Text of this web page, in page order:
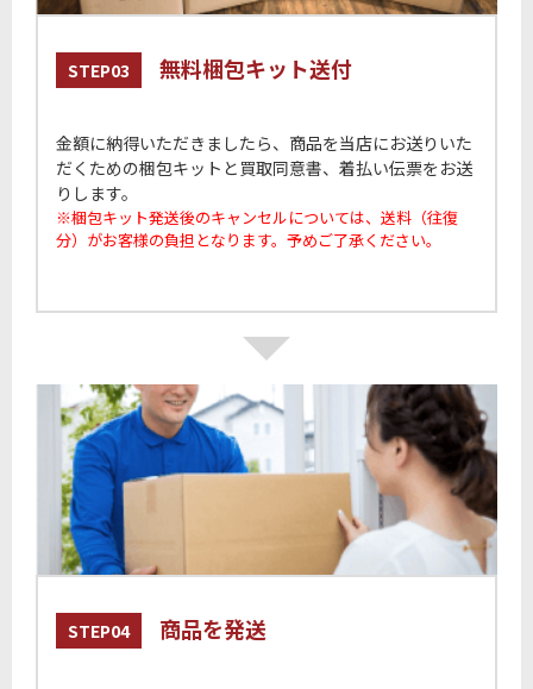
STEP03 無料梱包キット送付
金額に納得いただきましたら、商品を当店にお送りいた
だくための梱包キットと買取同意書、着払い伝票をお送
りします。
※梱包キット発送後のキャンセルについては、送料（往復
分）がお客様の負担となります。予めご了承ください。
STEP04 商品を発送